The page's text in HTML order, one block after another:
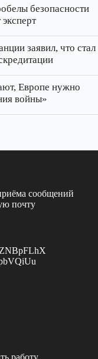
безопасности
заявил, что стал
Европе нужно
войны»
сообщений
почту
работу